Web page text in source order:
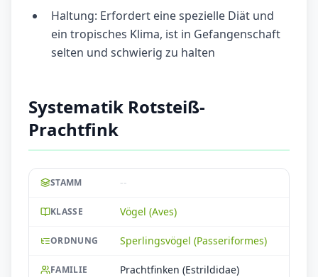
Haltung: Erfordert eine spezielle Diät und
ein tropisches Klima, ist in Gefangenschaft
selten und schwierig zu halten
Systematik Rotsteiß-
Prachtfink
STAMM --
KLASSE Vögel (Aves)
ORDNUNG Sperlingsvögel (Passeriformes)
FAMILIE Prachtfinken (Estrildidae)